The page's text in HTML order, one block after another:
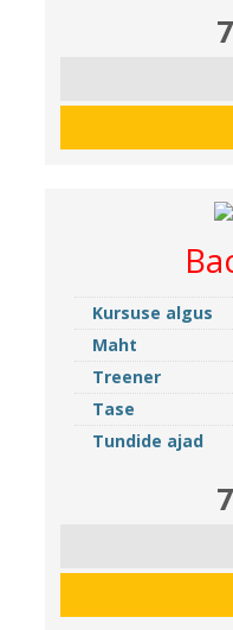
Kursuse algus
Maht
Treener
Tase
Tundide ajad